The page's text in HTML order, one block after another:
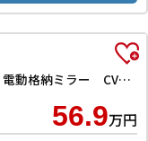
L ETC ナビ TV キーレスエントリー 電動格納ミラー CVT 盗難防止システム ABS ESC CD Bluetooth 衝突安全ボディ エアコン パワーステアリング パワーウィンドウ
56.9万円